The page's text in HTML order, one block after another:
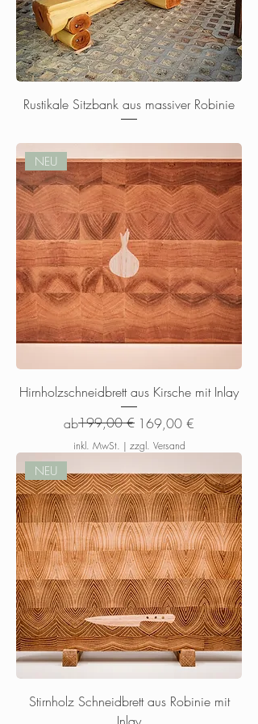
Rustikale Sitzbank aus massiver Robinie
NEU
Hirnholzschneidbrett aus Kirsche mit Inlay
ab
Standardpreis
199,00 € 169,00 €
Sale-Preis
inkl. MwSt. | zzgl. Versand
NEU
Stirnholz Schneidbrett aus Robinie mit